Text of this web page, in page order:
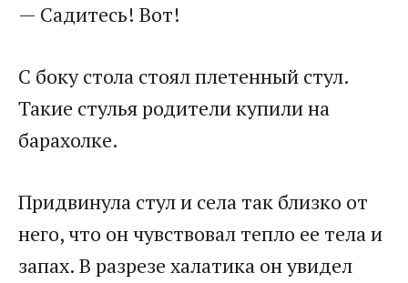
— Садитесь! Вот!
С боку стола стоял плетенный стул.
Такие стулья родители купили на
барахолке.
Придвинула стул и села так близко от
него, что он чувствовал тепло ее тела и
запах. В разрезе халатика он увидел